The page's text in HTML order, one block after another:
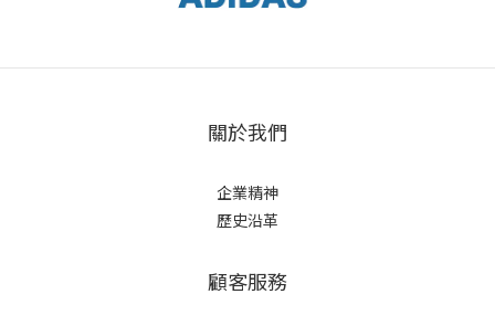
關於我們
企業精神
歷史沿革
顧客服務